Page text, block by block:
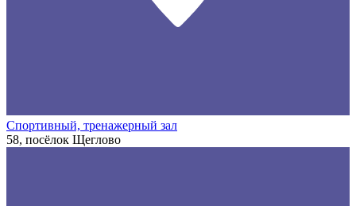
Спортивный, тренажерный зал
58, посёлок Щеглово